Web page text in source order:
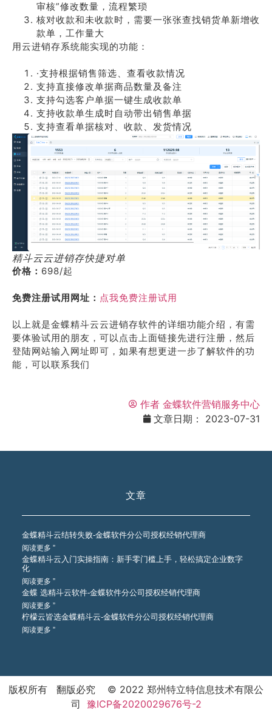
审核”修改数量，流程繁琐
核对收款和未收款时，需要一张张查找销货单新增收
款单，工作量大
用云进销存系统能实现的功能：
·支持根据销售筛选、查看收款情况
支持直接修改单据商品数量及备注
支持勾选客户单据一键生成收款单
支持收款单生成时自动带出销售单据
支持查看单据核对、收款、发货情况
精斗云云进销存快捷对单
价格： 698/起
免费注册试用网址： 点我免费注册试用
以上就是金蝶精斗云云进销存软件的详细功能介绍，有需
要体验试用的朋友，可以点击上面链接先进行注册，然后
登陆网站输入网址即可，如果有想更进一步了解软件的功
能，可以联系我们
作者 金蝶软件营销服务中心
文章日期：
2023-07-31
文章
金蝶精斗云结转失败-金蝶软件分公司授权经销代理商
阅读更多 ”
金蝶精斗云入门实操指南：新手零门槛上手，轻松搞定企业数字
化
阅读更多 ”
金蝶 选精斗云软件-金蝶软件分公司授权经销代理商
阅读更多 ”
柠檬云皆选金蝶精斗云-金蝶软件分公司授权经销代理商
阅读更多 ”
版权所有 翻版必究 © 2022 郑州特立特信息技术有限公
司 豫ICP备2020029676号-2